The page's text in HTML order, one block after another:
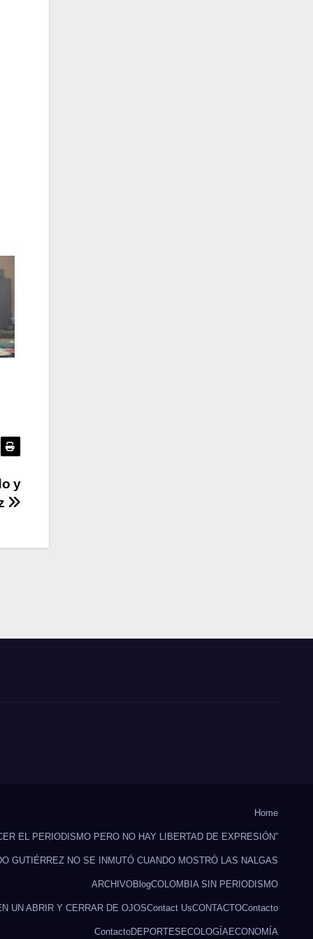
y
Home
EL PERIODISMO PERO NO HAY LIBERTAD DE EXPRESIÓN”
GUTIÉRREZ NO SE INMUTÓ CUANDO MOSTRÓ LAS NALGAS
ARCHIVOBlogCOLOMBIA SIN PERIODISMO
UN ABRIR Y CERRAR DE OJOSContact UsCONTACTOContacto
ContactoDEPORTES ECOLOGÍAECONOMÍA